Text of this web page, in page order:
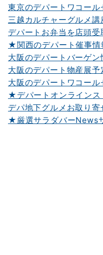
東京のデパートワコール
三越カルチャーグルメ講
デパートお弁当を店頭受
★関西のデパート催事
大阪のデパートバーゲン
大阪のデパート物産展予
大阪のデパートワコール
★デパートオンライン
デパ地下グルメお取り寄
★厳選サラダバーNews